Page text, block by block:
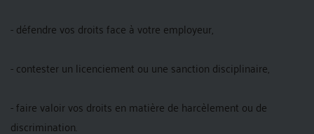
- défendre vos droits face à votre employeur,
- contester un licenciement ou une sanction disciplinaire,
- faire valoir vos droits en matière de harcèlement ou de
discrimination.